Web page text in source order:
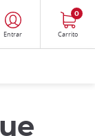
Entrar Carrito
0